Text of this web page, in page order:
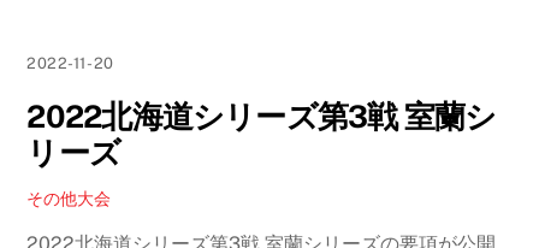
2022-11-20
2022北海道シリーズ第3戦 室蘭シ
リーズ
その他大会